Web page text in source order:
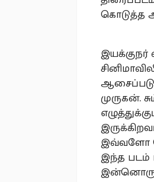
கொடுத்த
இயக்குநர்
முருகன்.
இவ்வளோ
இந்த படம்
இன்னொரு